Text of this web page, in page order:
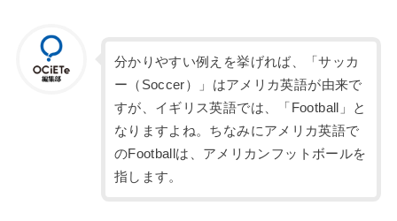
分かりやすい例えを挙げれば、「サッカ
ー（Soccer）」はアメリカ英語が由来で
すが、イギリス英語では、「Football」と
なりますよね。ちなみにアメリカ英語で
のFootballは、アメリカンフットボールを
指します。